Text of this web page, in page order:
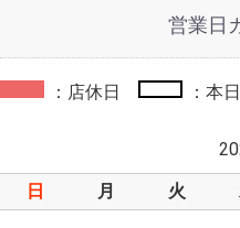
営業日
：店休日 ：本日
日
月 火